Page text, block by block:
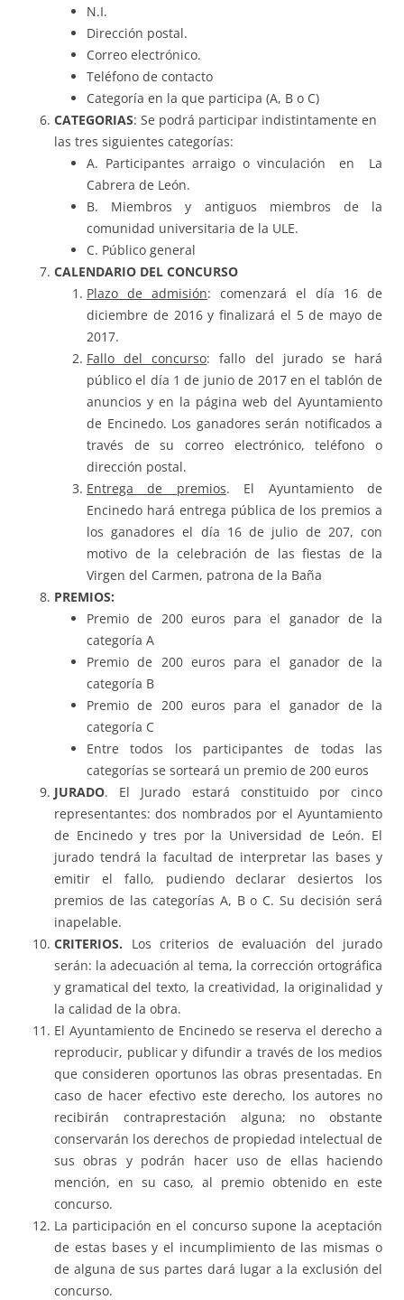
N.I.
Dirección postal.
Correo electrónico.
Teléfono de contacto
Categoría en la que participa (A, B o C)
CATEGORIAS: Se podrá participar indistintamente en
las tres siguientes categorías:
A. Participantes arraigo o vinculación en La
Cabrera de León.
B. Miembros y antiguos miembros de la
comunidad universitaria de la ULE.
C. Público general
CALENDARIO DEL CONCURSO
Plazo de admisión: comenzará el día 16 de
diciembre de 2016 y finalizará el 5 de mayo de
2017.
Fallo del concurso: fallo del jurado se hará
público el día 1 de junio de 2017 en el tablón de
anuncios y en la página web del Ayuntamiento
de Encinedo. Los ganadores serán notificados a
través de su correo electrónico, teléfono o
dirección postal.
Entrega de premios. El Ayuntamiento de
Encinedo hará entrega pública de los premios a
los ganadores el día 16 de julio de 207, con
motivo de la celebración de las fiestas de la
Virgen del Carmen, patrona de la Baña
PREMIOS:
Premio de 200 euros para el ganador de la
categoría A
Premio de 200 euros para el ganador de la
categoría B
Premio de 200 euros para el ganador de la
categoría C
Entre todos los participantes de todas las
categorías se sorteará un premio de 200 euros
JURADO. El Jurado estará constituido por cinco
representantes: dos nombrados por el Ayuntamiento
de Encinedo y tres por la Universidad de León. El
jurado tendrá la facultad de interpretar las bases y
emitir el fallo, pudiendo declarar desiertos los
premios de las categorías A, B o C. Su decisión será
inapelable.
CRITERIOS. Los criterios de evaluación del jurado
serán: la adecuación al tema, la corrección ortográfica
y gramatical del texto, la creatividad, la originalidad y
la calidad de la obra.
El Ayuntamiento de Encinedo se reserva el derecho a
reproducir, publicar y difundir a través de los medios
que consideren oportunos las obras presentadas. En
caso de hacer efectivo este derecho, los autores no
recibirán contraprestación alguna; no obstante
conservarán los derechos de propiedad intelectual de
sus obras y podrán hacer uso de ellas haciendo
mención, en su caso, al premio obtenido en este
concurso.
La participación en el concurso supone la aceptación
de estas bases y el incumplimiento de las mismas o
de alguna de sus partes dará lugar a la exclusión del
concurso.